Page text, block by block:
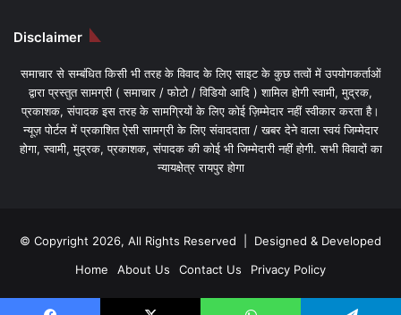
Disclaimer
समाचार से सम्बंधित किसी भी तरह के विवाद के लिए साइट के कुछ तत्वों में उपयोगकर्ताओं
द्वारा प्रस्तुत सामग्री ( समाचार / फोटो / विडियो आदि ) शामिल होगी स्वामी, मुद्रक,
प्रकाशक, संपादक इस तरह के सामग्रियों के लिए कोई ज़िम्मेदार नहीं स्वीकार करता है।
न्यूज़ पोर्टल में प्रकाशित ऐसी सामग्री के लिए संवाददाता / खबर देने वाला स्वयं जिम्मेदार
होगा, स्वामी, मुद्रक, प्रकाशक, संपादक की कोई भी जिम्मेदारी नहीं होगी. सभी विवादों का
न्यायक्षेत्र रायपुर होगा
© Copyright 2026, All Rights Reserved | Designed & Developed
Home
About Us Contact Us Privacy Policy